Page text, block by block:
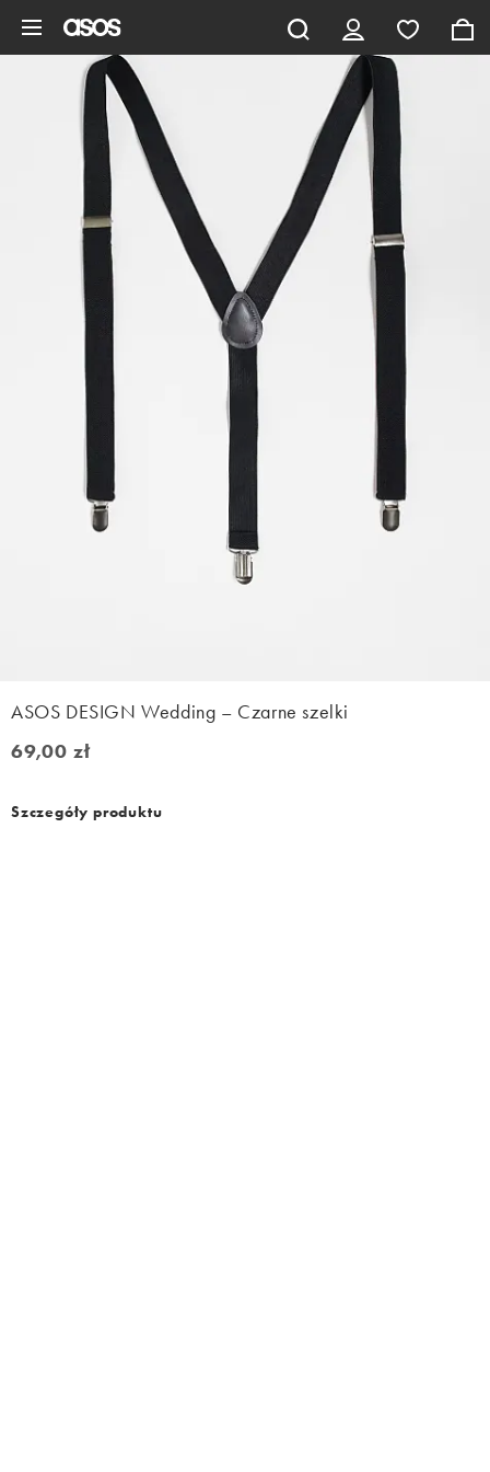
ASOS DESIGN Wedding – Czarne szelki
69,00 zł
69,00 zł
Szczegóły produktu